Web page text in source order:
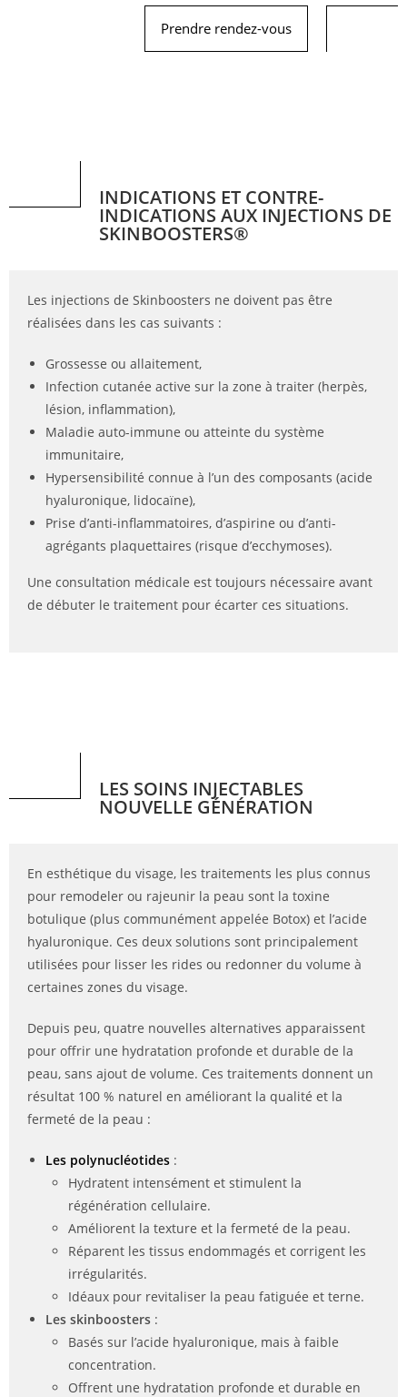
Prendre rendez-vous
​INDICATIONS ET CONTRE-
INDICATIONS AUX INJECTIONS DE
SKINBOOSTERS®
Les injections de Skinboosters ne doivent pas être
réalisées dans les cas suivants :
Grossesse ou allaitement,
Infection cutanée active sur la zone à traiter (herpès,
lésion, inflammation),
Maladie auto-immune ou atteinte du système
immunitaire,
Hypersensibilité connue à l’un des composants (acide
hyaluronique, lidocaïne),
Prise d’anti-inflammatoires, d’aspirine ou d’anti-
agrégants plaquettaires (risque d’ecchymoses).
Une consultation médicale est toujours nécessaire avant
de débuter le traitement pour écarter ces situations.
LES SOINS INJECTABLES
NOUVELLE GÉNÉRATION
En esthétique du visage, les traitements les plus connus
pour remodeler ou rajeunir la peau sont la toxine
botulique (plus communément appelée Botox) et l’acide
hyaluronique. Ces deux solutions sont principalement
utilisées pour lisser les rides ou redonner du volume à
certaines zones du visage.
Depuis peu, quatre nouvelles alternatives apparaissent
pour offrir une hydratation profonde et durable de la
peau, sans ajout de volume. Ces traitements donnent un
résultat 100 % naturel en améliorant la qualité et la
fermeté de la peau :
Les polynucléotides :
Hydratent intensément et stimulent la
régénération cellulaire.
Améliorent la texture et la fermeté de la peau.
Réparent les tissus endommagés et corrigent les
irrégularités.
Idéaux pour revitaliser la peau fatiguée et terne.
Les skinboosters :
Basés sur l’acide hyaluronique, mais à faible
concentration.
Offrent une hydratation profonde et durable en